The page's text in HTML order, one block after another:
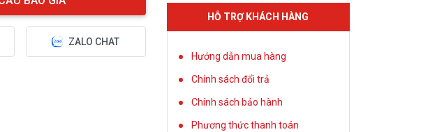
ZALO CHAT
HỖ TRỢ KHÁCH HÀNG
Hướng dẫn mua hàng
Chính sách đổi trả
Chính sách bảo hành
Phương thức thanh toán